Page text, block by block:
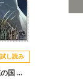
試し読み
国 …